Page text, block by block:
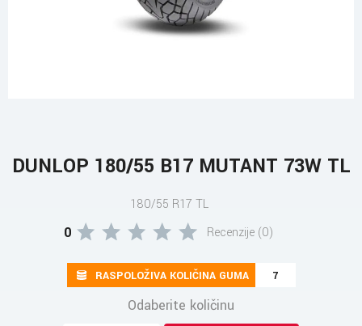
DUNLOP 180/55 B17 MUTANT 73W TL
180/55 R17 TL
0 Recenzije (0)
RASPOLOŽIVA KOLIČINA GUMA 7
Odaberite količinu